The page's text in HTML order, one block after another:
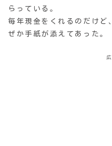
らっている。
毎年現金をくれるのだけど
ぜか手紙が添えてあった。